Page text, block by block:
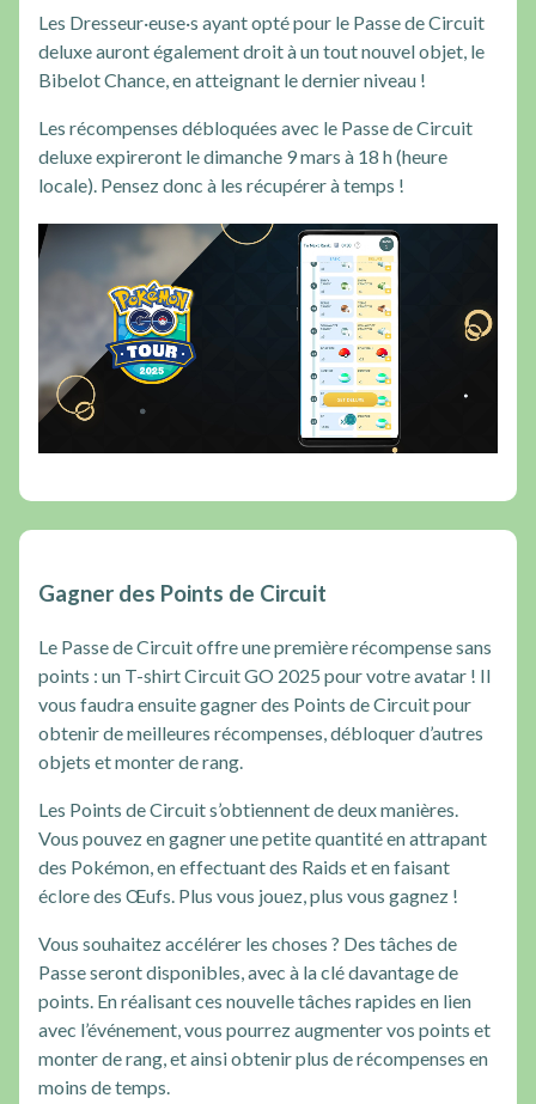
Les Dresseur·euse·s ayant opté pour le Passe de Circuit
deluxe auront également droit à un tout nouvel objet, le
Bibelot Chance, en atteignant le dernier niveau !
Les récompenses débloquées avec le Passe de Circuit
deluxe expireront le dimanche 9 mars à 18 h (heure
locale). Pensez donc à les récupérer à temps !
Gagner des Points de Circuit
Le Passe de Circuit offre une première récompense sans
points : un T-shirt Circuit GO 2025 pour votre avatar ! Il
vous faudra ensuite gagner des Points de Circuit pour
obtenir de meilleures récompenses, débloquer d’autres
objets et monter de rang.
Les Points de Circuit s’obtiennent de deux manières.
Vous pouvez en gagner une petite quantité en attrapant
des Pokémon, en effectuant des Raids et en faisant
éclore des Œufs. Plus vous jouez, plus vous gagnez !
Vous souhaitez accélérer les choses ? Des tâches de
Passe seront disponibles, avec à la clé davantage de
points. En réalisant ces nouvelle tâches rapides en lien
avec l’événement, vous pourrez augmenter vos points et
monter de rang, et ainsi obtenir plus de récompenses en
moins de temps.